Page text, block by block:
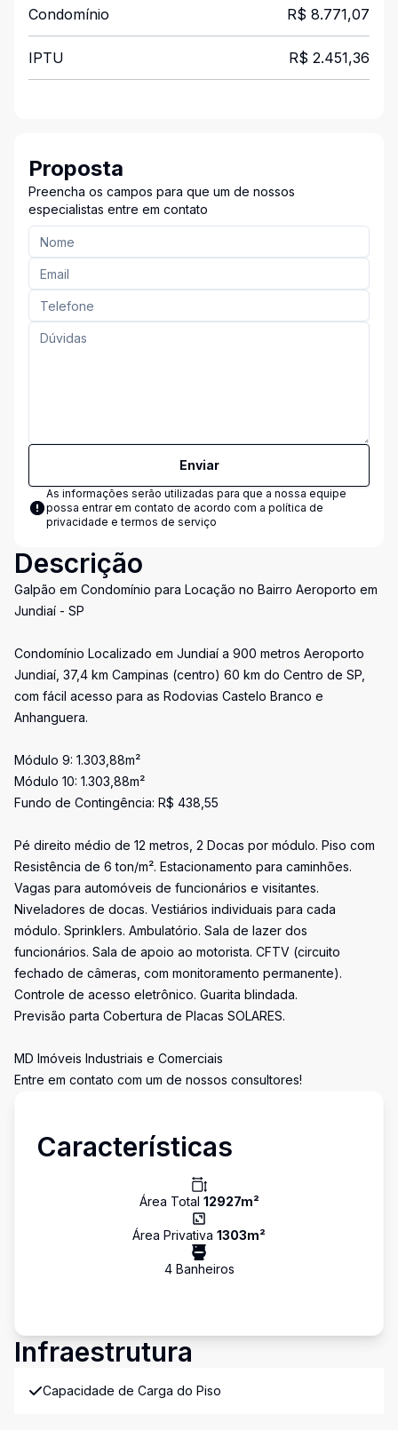
Condomínio R$ 8.771,07
IPTU R$ 2.451,36
Proposta
Preencha os campos para que um de nossos
especialistas entre em contato
Enviar
As informações serão utilizadas para que a nossa equipe
possa entrar em contato de acordo com a política de
privacidade e termos de serviço
Descrição
Galpão em Condomínio para Locação no Bairro Aeroporto em
Jundiaí - SP
Condomínio Localizado em Jundiaí a 900 metros Aeroporto
Jundiaí, 37,4 km Campinas (centro) 60 km do Centro de SP,
com fácil acesso para as Rodovias Castelo Branco e
Anhanguera.
Módulo 9: 1.303,88m²
Módulo 10: 1.303,88m²
Fundo de Contingência: R$ 438,55
Pé direito médio de 12 metros, 2 Docas por módulo. Piso com
Resistência de 6 ton/m². Estacionamento para caminhões.
Vagas para automóveis de funcionários e visitantes.
Niveladores de docas. Vestiários individuais para cada
módulo. Sprinklers. Ambulatório. Sala de lazer dos
funcionários. Sala de apoio ao motorista. CFTV (circuito
fechado de câmeras, com monitoramento permanente).
Controle de acesso eletrônico. Guarita blindada.
Previsão parta Cobertura de Placas SOLARES.
MD Imóveis Industriais e Comerciais
Entre em contato com um de nossos consultores!
Características
Área Total 12927m²
Área Privativa 1303m²
4Banheiros
Infraestrutura
Capacidade de Carga do Piso